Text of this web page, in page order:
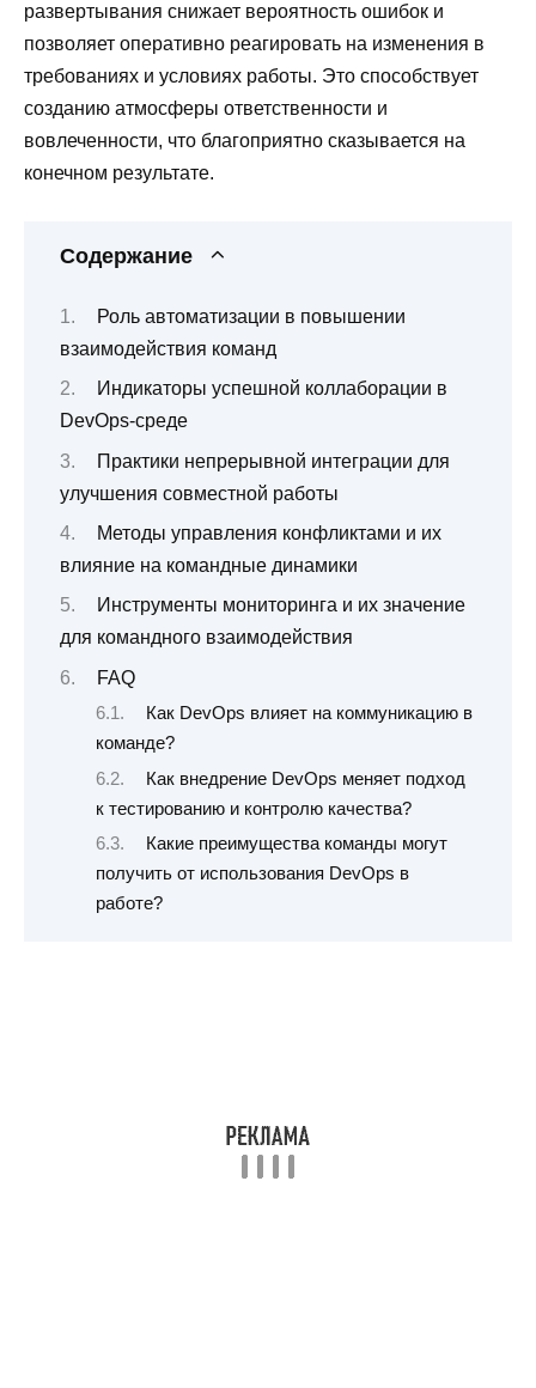
развертывания снижает вероятность ошибок и
позволяет оперативно реагировать на изменения в
требованиях и условиях работы. Это способствует
созданию атмосферы ответственности и
вовлеченности, что благоприятно сказывается на
конечном результате.
Содержание
Роль автоматизации в повышении
взаимодействия команд
Индикаторы успешной коллаборации в
DevOps-среде
Практики непрерывной интеграции для
улучшения совместной работы
Методы управления конфликтами и их
влияние на командные динамики
Инструменты мониторинга и их значение
для командного взаимодействия
FAQ
Как DevOps влияет на коммуникацию в
команде?
Как внедрение DevOps меняет подход
к тестированию и контролю качества?
Какие преимущества команды могут
получить от использования DevOps в
работе?